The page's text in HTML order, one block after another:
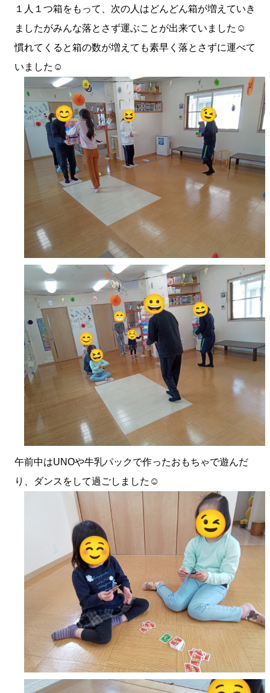
１人１つ箱をもって、次の人はどんどん箱が増えていき
ましたがみんな落とさず運ぶことが出来ていました☺️
慣れてくると箱の数が増えても素早く落とさずに運べて
いました☺️
午前中はUNOや牛乳パックで作ったおもちゃで遊んだ
り、ダンスをして過ごしました☺️